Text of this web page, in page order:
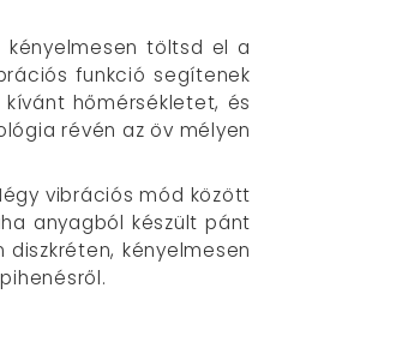
töltsd el a
funkció segítenek
hőmérsékletet, és
révén az öv mélyen
vibrációs mód között
anyagból készült pánt
kényelmesen